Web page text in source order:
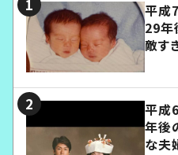
平成
29年
敵す
平成
年後
な夫